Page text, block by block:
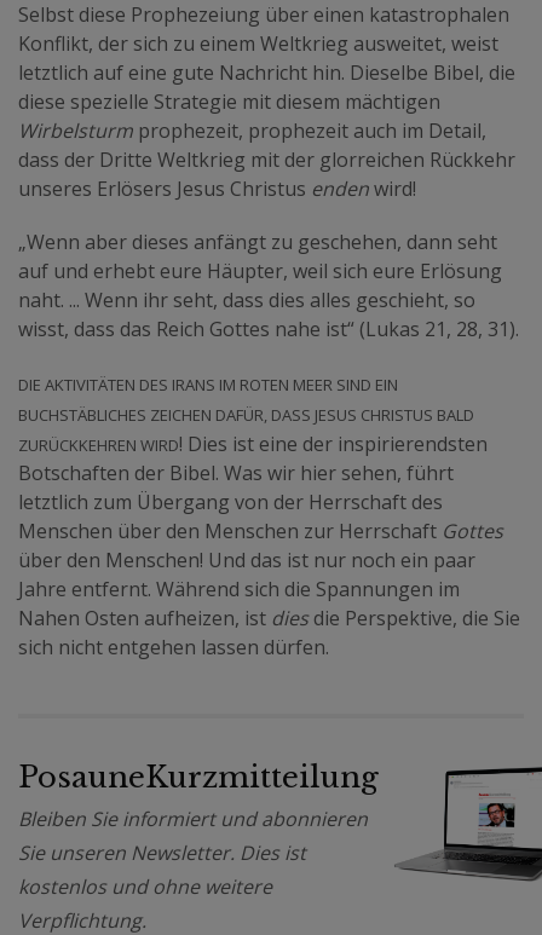
Selbst diese Prophezeiung über einen katastrophalen
Konflikt, der sich zu einem Weltkrieg ausweitet, weist
letztlich auf eine gute Nachricht hin. Dieselbe Bibel, die
diese spezielle Strategie mit diesem mächtigen
Wirbelsturm prophezeit, prophezeit auch im Detail,
dass der Dritte Weltkrieg mit der glorreichen Rückkehr
unseres Erlösers Jesus Christus endenwird!
„Wenn aber dieses anfängt zu geschehen, dann seht
auf und erhebt eure Häupter, weil sich eure Erlösung
naht. ... Wenn ihr seht, dass dies alles geschieht, so
wisst, dass das Reich Gottes nahe ist“ (Lukas 21, 28, 31).
Die Aktivitäten des Irans im Roten Meer sind ein
buchstäbliches Zeichen dafür, dass Jesus Christus bald
zurückkehren wird! Dies ist eine der inspirierendsten
Botschaften der Bibel. Was wir hier sehen, führt
letztlich zum Übergang von der Herrschaft des
Menschen über den Menschen zur Herrschaft Gottes
über den Menschen! Und das ist nur noch ein paar
Jahre entfernt. Während sich die Spannungen im
Nahen Osten aufheizen, ist diesdie Perspektive, die Sie
sich nicht entgehen lassen dürfen.
PosauneKurzmitteilung
Bleiben Sie informiert und abonnieren
Sie unseren Newsletter. Dies ist
kostenlos und ohne weitere
Verpflichtung.